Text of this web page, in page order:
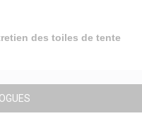
des toiles de tente